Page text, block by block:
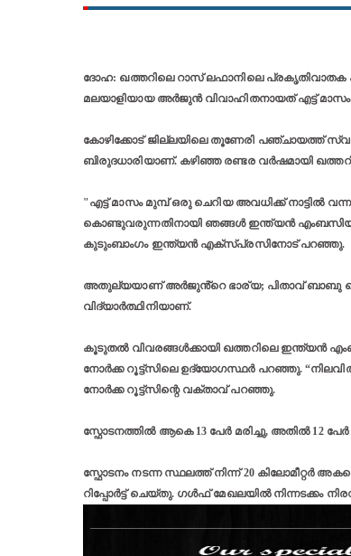
ദോഹ: ഖത്തറിലെ റാസ് ലഫാനിലെ പ്രകൃതിവാതക
മലയാളിയായ അർജുൻ വിവാഹിതനായത് എട്ട് മാസം
കോഴിക്കോട് ജില്ലയിലെ തൂണേരി പഞ്ചായത്ത്
ബിരുദധാരിയാണ്. കഴിഞ്ഞ രണ്ടര വർഷമായി
"എട്ട് മാസം മുമ്പ് ഒരു ചെറിയ അവധിക്ക് നാട്ടിൽ
കൊണ്ടുവരുന്നതിനായി ഞങ്ങൾ ഇന്ത്യൻ
കുടുംബാംഗം ഇന്ത്യൻ എക്സ്പ്രസിനോട് പറഞ്ഞു.
അതുല്യയാണ് അർജുൻ്റെ ഭാര്യ; പിതാവ് ബാബു
വിദ്യാർത്ഥിനിയാണ്.
കൂടുതൽ വിവരങ്ങൾക്കായി ഖത്തറിലെ ഇന്ത്യൻ
നോർക്ക റൂട്ട്സിലെ ഉദ്യോഗസ്ഥർ പറഞ്ഞു.
നോർക്ക റൂട്ട്സിന്റെ വക്താവ് പറഞ്ഞു.
സ്ഫോടനത്തിൽ ആകെ 13 പേർ മരിച്ചു, അതിൽ 12 പേർ
സ്ഫോടനം നടന്ന സ്ഥലത്ത് നിന്ന് 20
റിപ്പോർട്ട് ചെയ്തു. ഗൾഫ് മേഖലയിൽ നിന്നടക്കം